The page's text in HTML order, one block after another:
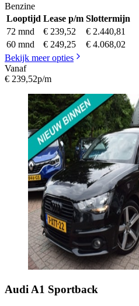
Benzine
Looptijd Lease p/m Slottermijn
72 mnd
€ 239,52
€ 2.440,81
60 mnd
€ 249,25
€ 4.068,02
Bekijk meer opties
Vanaf
€ 239,52p/m
Audi A1 Sportback